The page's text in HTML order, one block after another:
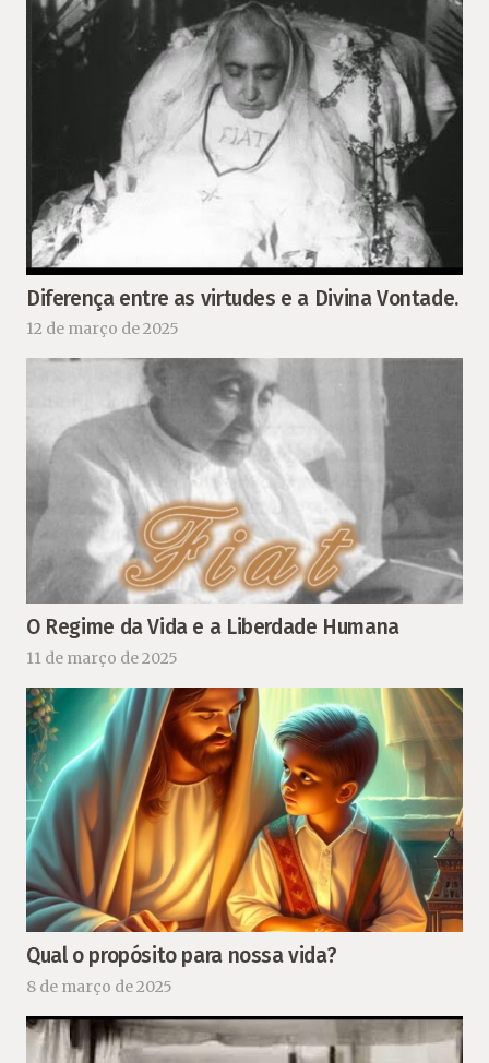
Diferença entre as virtudes e a Divina Vontade.
12 de março de 2025
O Regime da Vida e a Liberdade Humana
11 de março de 2025
Qual o propósito para nossa vida?
8 de março de 2025